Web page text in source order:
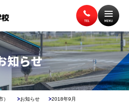
入校案内
知らせ
） お知らせ 2018年9月